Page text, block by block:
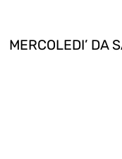
MERCOLEDI’ DA